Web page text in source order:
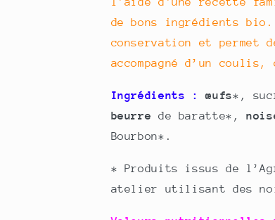
de bons ingrédients bio.
conservation et permet
accompagné d’un
Ingrédients : œufs*,
beurre de baratte*,
Bourbon*.
* Produits issus de
atelier utilisant des